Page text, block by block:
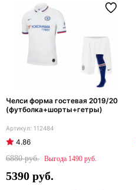
Челси форма гостевая 2019/20
(футболка+шорты+гетры)
112484
4.86
6880
1490
5390